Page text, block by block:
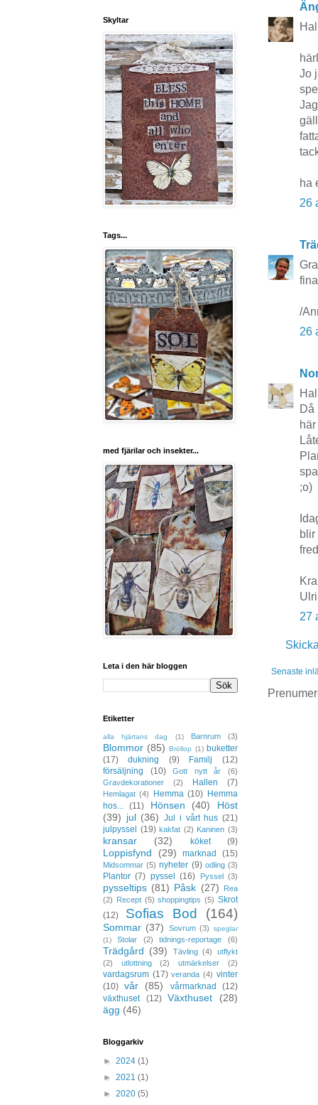
Jo
ha
26
/
26
Då
;o)
blir
27
Senaste
Skyltar
Tags...
med fjärilar och insekter...
Leta i den här bloggen
Etiketter
alla hjärtans dag (1) Barnrum (3)
Blommor (85) Bröllop (1) buketter
(17)
dukning (9) Familj
(12)
försäljning
(10) Gott nytt år
(6)
Gravdekorationer
(2) Hallen (7)
Hemlagat (4) Hemma (10) Hemma
hos...
(11) Hönsen (40)
Höst
(39) jul (36) Jul i vårt hus (21)
julpyssel
(19) kakfat (2) Kaninen (3)
kransar (32) köket (9)
Loppisfynd (29) marknad (15)
Midsommar (5) nyheter (9) odling (3)
Plantor (7) pyssel (16) Pyssel (3)
pysseltips (81) Påsk (27)
Rea
(2) Recept (5) shoppingtips (5) Skrot
(12)
Sofias Bod (164)
Sommar (37) Sovrum (3)
speglar
(1)
Stolar (2) tidnings-reportage (6)
Trädgård (39) Tävling (4)
utflykt
(2)
utlottning (2) utmärkelser (2)
vardagsrum (17) veranda (4) vinter
(10) vår (85) vårmarknad
(12)
växthuset
(12) Växthuset
(28)
ägg (46)
Bloggarkiv
► 2024 (1)
► 2021 (1)
► 2020 (5)